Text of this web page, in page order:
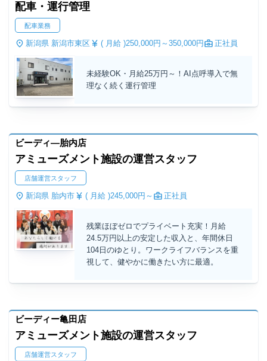
配車・運行管理
配車業務
新潟県 新潟市東区 ( 月給 )250,000円～ 350,000円 正社員
未経験OK・月給25万円～！AI点呼導入で無
理なく続く運行管理
ビーディ―胎内店
アミューズメント施設の運営スタッフ
店舗運営スタッフ
新潟県 胎内市 ( 月給 )245,000円～ 正社員
残業ほぼゼロでプライベート充実！月給
24.5万円以上の安定した収入と、年間休日
104日のゆとり。ワークライフバランスを重
視して、健やかに働きたい方に最適。
ビーディー亀田店
アミューズメント施設の運営スタッフ
店舗運営スタッフ